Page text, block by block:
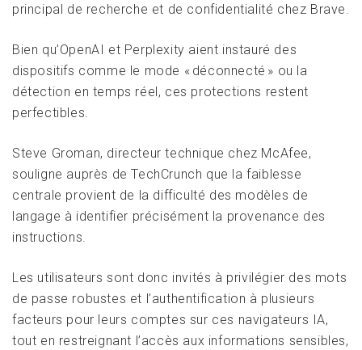
principal de recherche et de confidentialité chez Brave.
Bien qu’OpenAI et Perplexity aient instauré des
dispositifs comme le mode « déconnecté » ou la
détection en temps réel, ces protections restent
perfectibles.
Steve Groman, directeur technique chez McAfee,
souligne auprès de TechCrunch que la faiblesse
centrale provient de la difficulté des modèles de
langage à identifier précisément la provenance des
instructions.
Les utilisateurs sont donc invités à privilégier des mots
de passe robustes et l’authentification à plusieurs
facteurs pour leurs comptes sur ces navigateurs IA,
tout en restreignant l’accès aux informations sensibles,